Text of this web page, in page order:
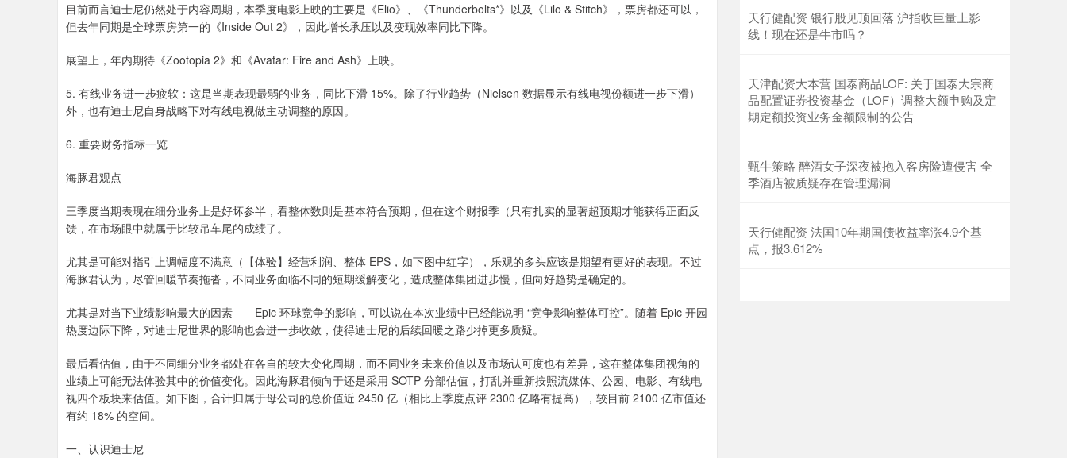
目前而言迪士尼仍然处于内容周期，本季度电影上映的主要是《Elio》、《Thunderbolts*》以及《Lilo & Stitch》，票房都还可以，
但去年同期是全球票房第一的《Inside Out 2》，因此增长承压以及变现效率同比下降。
展望上，年内期待《Zootopia 2》和《Avatar: Fire and Ash》上映。
5. 有线业务进一步疲软：这是当期表现最弱的业务，同比下滑 15%。除了行业趋势（Nielsen 数据显示有线电视份额进一步下滑）
外，也有迪士尼自身战略下对有线电视做主动调整的原因。
6. 重要财务指标一览
海豚君观点
三季度当期表现在细分业务上是好坏参半，看整体数则是基本符合预期，但在这个财报季（只有扎实的显著超预期才能获得正面反
馈，在市场眼中就属于比较吊车尾的成绩了。
尤其是可能对指引上调幅度不满意（【体验】经营利润、整体 EPS，如下图中红字），乐观的多头应该是期望有更好的表现。不过
海豚君认为，尽管回暖节奏拖沓，不同业务面临不同的短期缓解变化，造成整体集团进步慢，但向好趋势是确定的。
尤其是对当下业绩影响最大的因素——Epic 环球竞争的影响，可以说在本次业绩中已经能说明 “竞争影响整体可控”。随着 Epic 开园
热度边际下降，对迪士尼世界的影响也会进一步收敛，使得迪士尼的后续回暖之路少掉更多质疑。
最后看估值，由于不同细分业务都处在各自的较大变化周期，而不同业务未来价值以及市场认可度也有差异，这在整体集团视角的
业绩上可能无法体验其中的价值变化。因此海豚君倾向于还是采用 SOTP 分部估值，打乱并重新按照流媒体、公园、电影、有线电
视四个板块来估值。如下图，合计归属于母公司的总价值近 2450 亿（相比上季度点评 2300 亿略有提高），较目前 2100 亿市值还
有约 18% 的空间。
一、认识迪士尼
天行健配资 银行股见顶回落 沪指收巨量上影
线！现在还是牛市吗？
天津配资大本营 国泰商品LOF: 关于国泰大宗商
品配置证券投资基金（LOF）调整大额申购及定
期定额投资业务金额限制的公告
甄牛策略 醉酒女子深夜被抱入客房险遭侵害 全
季酒店被质疑存在管理漏洞
天行健配资 法国10年期国债收益率涨4.9个基
点，报3.612%